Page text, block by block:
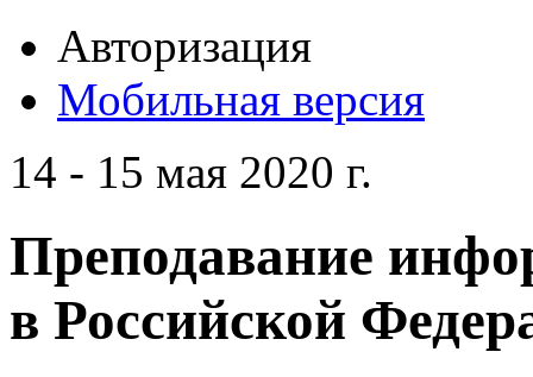
Авторизация
Мобильная версия
14 - 15 мая 2020 г.
Преподавание
в Российской